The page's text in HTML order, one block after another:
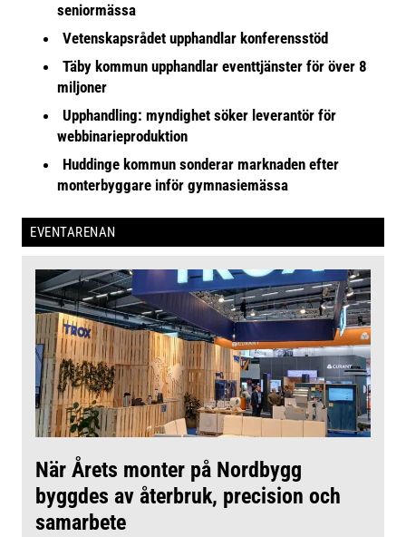
seniormässa
Vetenskapsrådet upphandlar konferensstöd
Täby kommun upphandlar eventtjänster för över 8
miljoner
Upphandling: myndighet söker leverantör för
webbinarieproduktion
Huddinge kommun sonderar marknaden efter
monterbyggare inför gymnasiemässa
EVENTARENAN
När Årets monter på Nordbygg
byggdes av återbruk, precision och
samarbete